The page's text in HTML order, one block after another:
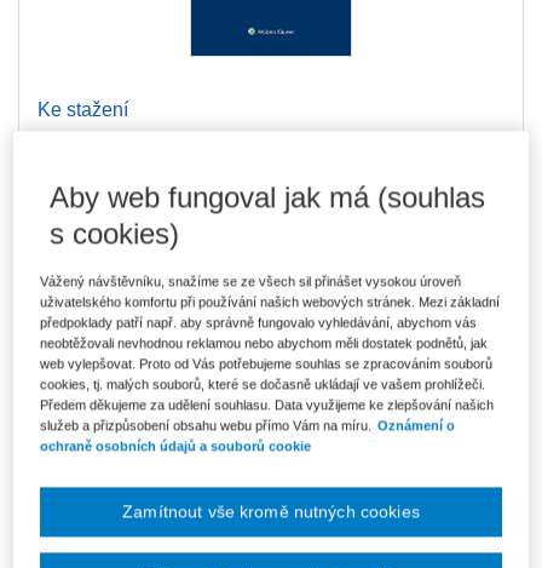
Ke stažení
Vydavatel
Autor Tomáš Dvořák
Typ produktu E-kniha
Formát
This monograph presents an analysis of the legal regulation of the
General Meeting of a joint-stock company under the current legal
Coll., on commercial companies and cooperatives (the Business
Corporations Act), as amended by Act No. 33/2020 Coll. (effective
from 1 January 2021).
Aby web fungoval jak má (souhlas
s cookies)
Vážený návštěvníku, snažíme se ze všech sil přinášet vysokou úroveň
uživatelského komfortu při používání našich webových stránek. Mezi základní
předpoklady patří např. aby správně fungovalo vyhledávání, abychom vás
neobtěžovali nevhodnou reklamou nebo abychom měli dostatek podnětů, jak
web vylepšovat. Proto od Vás potřebujeme souhlas se zpracováním souborů
cookies, tj. malých souborů, které se dočasně ukládají ve vašem prohlížeči.
Předem děkujeme za udělení souhlasu. Data využijeme ke zlepšování našich
služeb a přizpůsobení obsahu webu přímo Vám na míru.
Oznámení o
ochraně osobních údajů a souborů cookie
Zamítnout vše kromě nutných cookies